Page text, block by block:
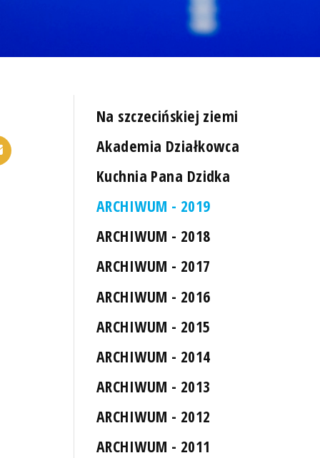
Na szczecińskiej ziemi
Akademia Działkowca
Kuchnia Pana Dzidka
ARCHIWUM - 2019
ARCHIWUM - 2018
ARCHIWUM - 2017
ARCHIWUM - 2016
ARCHIWUM - 2015
ARCHIWUM - 2014
ARCHIWUM - 2013
ARCHIWUM - 2012
ARCHIWUM - 2011